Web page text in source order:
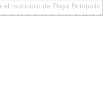
municipio de Playa Britópolis